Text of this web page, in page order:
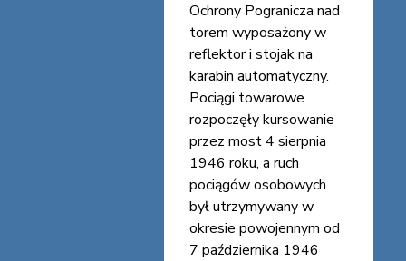
Ochrony Pogranicza nad
torem wyposażony w
reflektor i stojak na
karabin automatyczny.
Pociągi towarowe
rozpoczęły kursowanie
przez most 4 sierpnia
1946 roku, a ruch
pociągów osobowych
był utrzymywany w
okresie powojennym od
7 października 1946